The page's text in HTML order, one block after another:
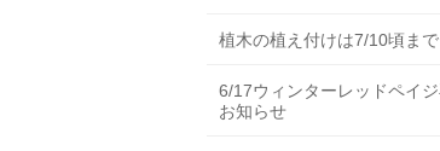
植木の植え付けは7/10頃まで
6/17ウィンターレッドペイ
お知らせ